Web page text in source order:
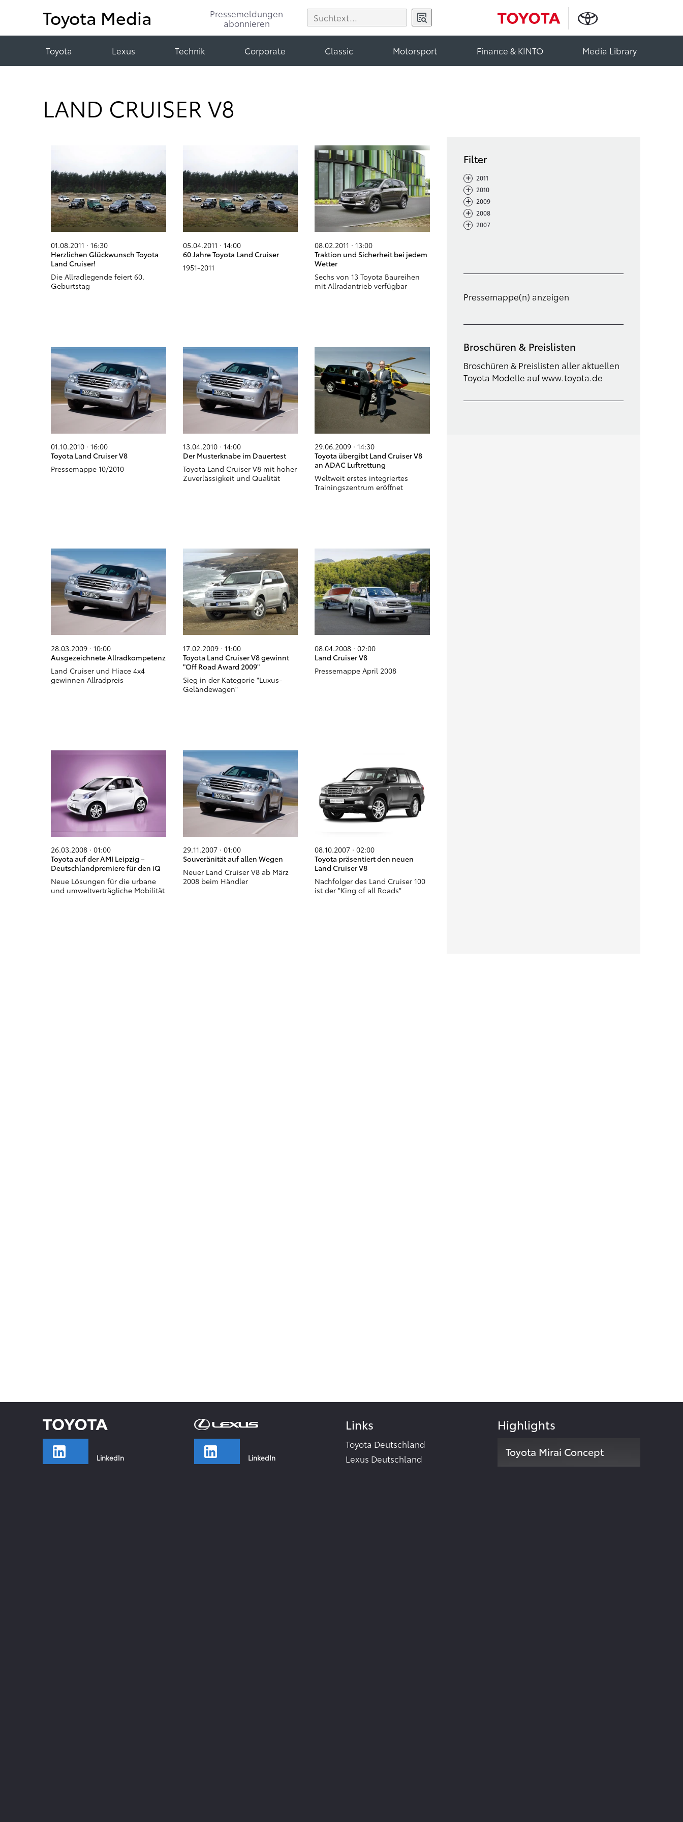
Toyota Media
Pressemeldungen
abonnieren
Toyota Lexus Technik Corporate Classic Motorsport Finance & KINTO Media Library
LAND CRUISER V8
01.08.2011 · 16:30
Herzlichen Glückwunsch Toyota
Land Cruiser!
Die Allradlegende feiert 60.
Geburtstag
05.04.2011 · 14:00
60 Jahre Toyota Land Cruiser
1951-2011
08.02.2011 · 13:00
Traktion und Sicherheit bei jedem
Wetter
Sechs von 13 Toyota Baureihen
mit Allradantrieb verfügbar
01.10.2010 · 16:00
Toyota Land Cruiser V8
Pressemappe 10/2010
13.04.2010 · 14:00
Der Musterknabe im Dauertest
Toyota Land Cruiser V8 mit hoher
Zuverlässigkeit und Qualität
29.06.2009 · 14:30
Toyota übergibt Land Cruiser V8
an ADAC Luftrettung
Weltweit erstes integriertes
Trainingszentrum eröffnet
28.03.2009 · 10:00
Ausgezeichnete Allradkompetenz
Land Cruiser und Hiace 4x4
gewinnen Allradpreis
17.02.2009 · 11:00
Toyota Land Cruiser V8 gewinnt
"Off Road Award 2009"
Sieg in der Kategorie "Luxus-
Geländewagen"
08.04.2008 · 02:00
Land Cruiser V8
Pressemappe April 2008
26.03.2008 · 01:00
Toyota auf der AMI Leipzig –
Deutschlandpremiere für den iQ
Neue Lösungen für die urbane
und umweltverträgliche Mobilität
29.11.2007 · 01:00
Souveränität auf allen Wegen
Neuer Land Cruiser V8 ab März
2008 beim Händler
08.10.2007 · 02:00
Toyota präsentiert den neuen
Land Cruiser V8
Nachfolger des Land Cruiser 100
ist der "King of all Roads"
Filter
+- 2011
+- 2010
+- 2009
+- 2008
+- 2007
Pressemappe(n) anzeigen
Broschüren & Preislisten
Broschüren & Preislisten aller aktuellen
Toyota Modelle auf www.toyota.de
LinkedIn LinkedIn
Links
Toyota Deutschland
Lexus Deutschland
Highlights
Toyota Mirai Concept
Zweite Modellgeneration der